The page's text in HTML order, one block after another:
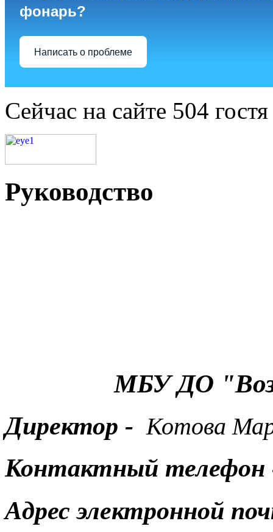
фонарь?
Написать о проблеме
Сейчас на сайте 504
Руководство
МБУ ДО
Директор - Котова
Контактный телефон
Адрес электронной